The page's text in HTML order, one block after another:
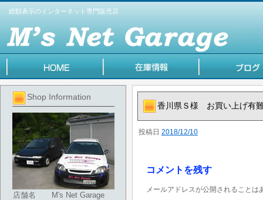
総額表示のインターネット専門販売店
Shop Information
店舗名
M's Net Garage
香川県Ｓ様 お買い上げ有
投稿日 2018/12/10
コメントを残す
メールアドレスが公開されることは